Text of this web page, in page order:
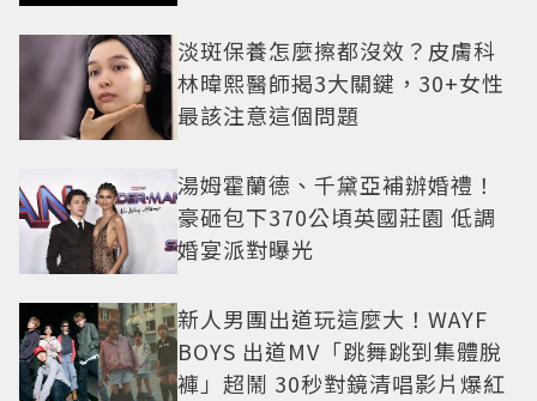
淡斑保養怎麼擦都沒效？皮膚科
林暐熙醫師揭3大關鍵，30+女性
最該注意這個問題
湯姆霍蘭德、千黛亞補辦婚禮！
豪砸包下370公頃英國莊園 低調
婚宴派對曝光
新人男團出道玩這麼大！WAYF
BOYS 出道MV「跳舞跳到集體脫
褲」超鬧 30秒對鏡清唱影片爆紅